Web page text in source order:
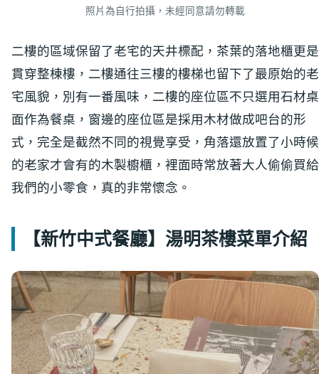
照片為自行拍攝，未經同意請勿轉載
二樓的區域保留了老宅的天井標配，茶葉的落地櫃更是
貫穿整棟樓，二樓通往三樓的樓梯也留下了最原始的老
宅風貌，別有一番風味，二樓的座位區不只選用石材桌
面作為餐桌，窗邊的座位區是採用木材做成吧台的形
式，完全是截然不同的視覺享受，角落還放置了小時候
的老家才會有的木製櫥櫃，裡面時常放著大人偷偷買給
我們的小零食，真的非常懷念。
【新竹中式餐廳】湯明茶樓菜單介紹